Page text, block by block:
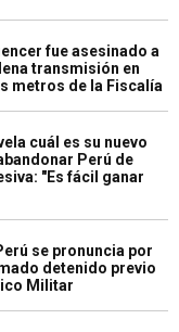
fue asesinado a
transmisión en
metros de la Fiscalía
cuál es su nuevo
Perú de
"Es fácil ganar
se pronuncia por
detenido previo
Militar